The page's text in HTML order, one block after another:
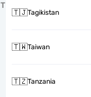
T
🇹🇯Tagikistan
🇹🇼Taiwan
🇹🇿Tanzania